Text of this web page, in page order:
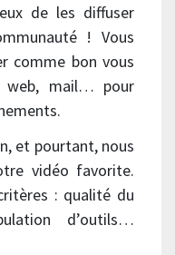
de les diffuser
! Vous
comme bon vous
web, mail… pour
et pourtant, nous
vidéo favorite.
: qualité du
d’outils…